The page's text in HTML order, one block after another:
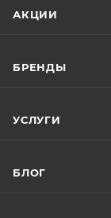
АКЦИИ
БРЕНДЫ
УСЛУГИ
БЛОГ